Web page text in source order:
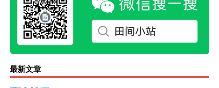
最新文章